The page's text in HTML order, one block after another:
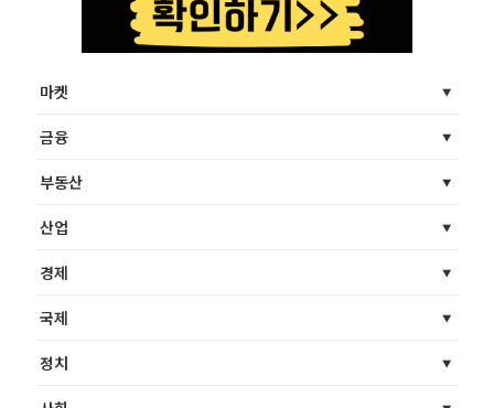
마켓
금융
부동산
산업
경제
국제
정치